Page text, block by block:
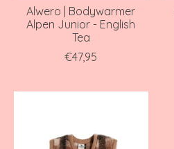
Alwero | Bodywarmer
Alpen Junior - English
Tea
€47,95